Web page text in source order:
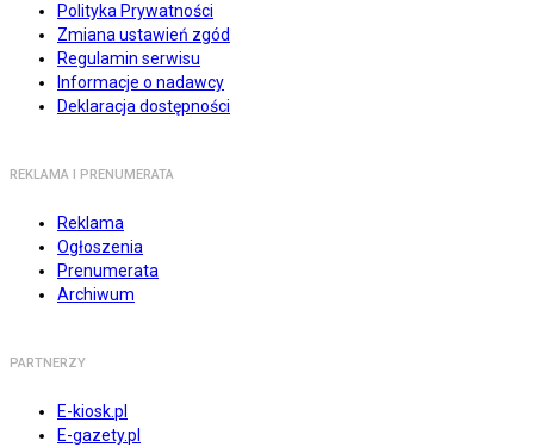
Polityka Prywatności
Zmiana ustawień zgód
Regulamin serwisu
Informacje o nadawcy
Deklaracja dostępności
REKLAMA I PRENUMERATA
Reklama
Ogłoszenia
Prenumerata
Archiwum
PARTNERZY
E-kiosk.pl
E-gazety.pl